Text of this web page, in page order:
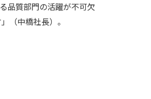
品質部門の活躍が不可欠
（中橋社長）。